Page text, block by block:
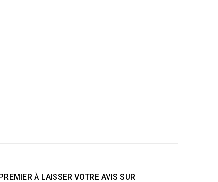
À LAISSER VOTRE AVIS SUR